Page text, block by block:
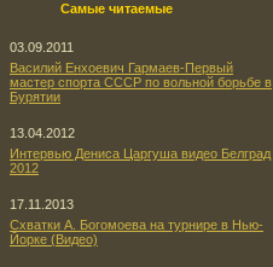
Самые читаемые
03.09.2011
Василий Енхоевич Гармаев-Первый
мастер спорта СССР по вольной борьбе в
Бурятии
13.04.2012
Интервью Дениса Царгуша видео Белград
2012
17.11.2013
Схватки А. Богомоева на турнире в Нью-
Йорке (Видео)